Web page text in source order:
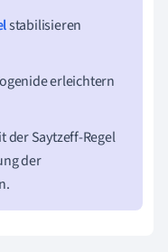
stabilisieren
erleichtern
der Saytzeff-Regel
der